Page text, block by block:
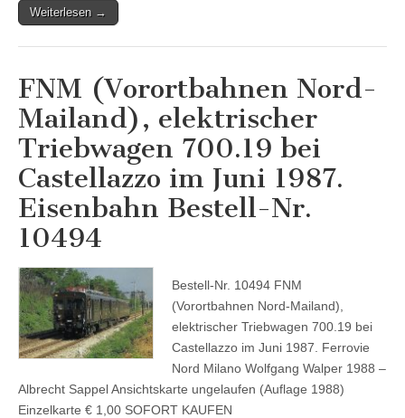
Weiterlesen →
FNM (Vorortbahnen Nord-
Mailand), elektrischer
Triebwagen 700.19 bei
Castellazzo im Juni 1987.
Eisenbahn Bestell-Nr.
10494
Bestell-Nr. 10494 FNM
(Vorortbahnen Nord-Mailand),
elektrischer Triebwagen 700.19 bei
Castellazzo im Juni 1987. Ferrovie
Nord Milano Wolfgang Walper 1988 –
Albrecht Sappel Ansichtskarte ungelaufen (Auflage 1988)
Einzelkarte € 1,00 SOFORT KAUFEN